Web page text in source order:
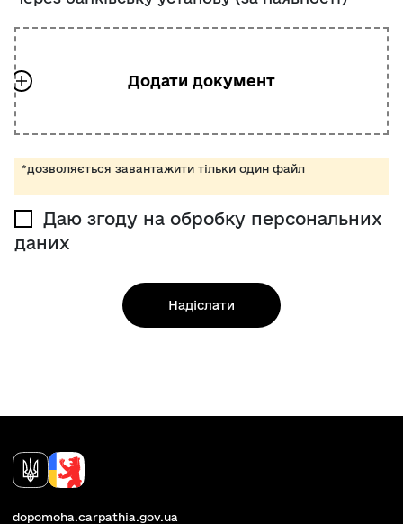
*дозволяється завантажити тільки один файл
Даю згоду на обробку персональних
даних
dopomoha.carpathia.gov.ua